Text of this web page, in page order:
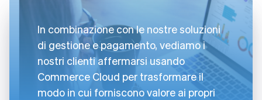
In combinazione con le nostre soluzioni
di gestione e pagamento, vediamo i
nostri clienti affermarsi usando
Commerce Cloud per trasformare il
modo in cui forniscono valore ai propri